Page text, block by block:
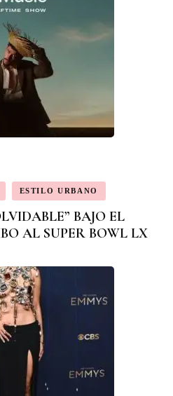
ESTILO URBANO
BAJO EL
AL SUPER BOWL LX